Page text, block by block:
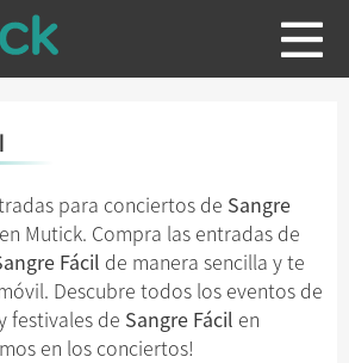
para conciertos de Sangre
Mutick. Compra las entradas de
Fácil de manera sencilla y te
Descubre todos los eventos de
festivales de Sangre Fácil en
en los conciertos!